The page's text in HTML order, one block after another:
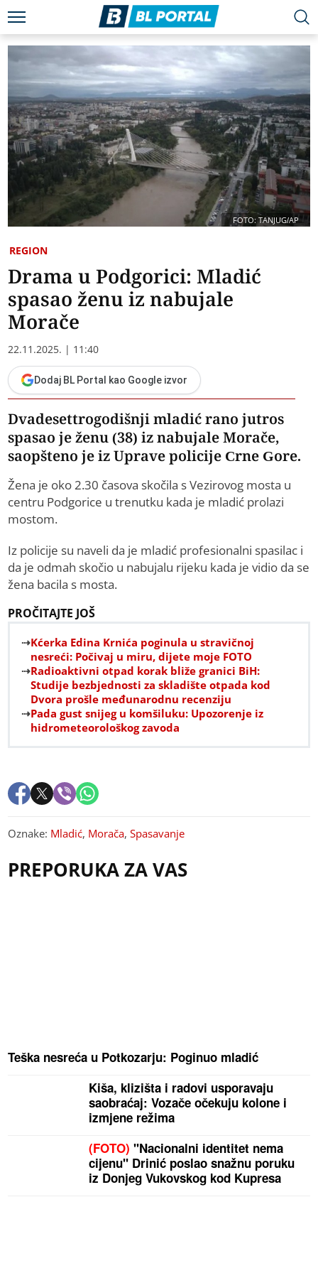
FOTO: TANJUG/AP
REGION
Drama u Podgorici: Mladić
spasao ženu iz nabujale
Morače
22.11.2025. | 11:40
Dodaj BL Portal kao Google izvor
Dvadesettrogodišnji mladić rano jutros
spasao je ženu (38) iz nabujale Morače,
saopšteno je iz Uprave policije Crne Gore.
Žena je oko 2.30 časova skočila s Vezirovog mosta u
centru Podgorice u trenutku kada je mladić prolazi
mostom.
Iz policije su naveli da je mladić profesionalni spasilac i
da je odmah skočio u nabujalu rijeku kada je vidio da se
žena bacila s mosta.
PROČITAJTE JOŠ
Kćerka Edina Krnića poginula u stravičnoj
nesreći: Počivaj u miru, dijete moje FOTO
Radioaktivni otpad korak bliže granici BiH:
Studije bezbjednosti za skladište otpada kod
Dvora prošle međunarodnu recenziju
Pada gust snijeg u komšiluku: Upozorenje iz
hidrometeorološkog zavoda
Oznake: Mladić, Morača,Spasavanje
PREPORUKA ZA VAS
Teška nesreća u Potkozarju: Poginuo mladić
Kiša, klizišta i radovi usporavaju
saobraćaj: Vozače očekuju kolone i
izmjene režima
(FOTO) "Nacionalni identitet nema
cijenu" Drinić poslao snažnu poruku
iz Donjeg Vukovskog kod Kupresa